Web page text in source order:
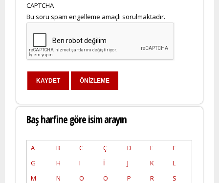
CAPTCHA
Bu soru spam engelleme amaçlı sorulmaktadır.
Baş harfine göre isim arayın
A B C Ç D E
F
G
H I İ J K
L
M
N O Ö P R
S